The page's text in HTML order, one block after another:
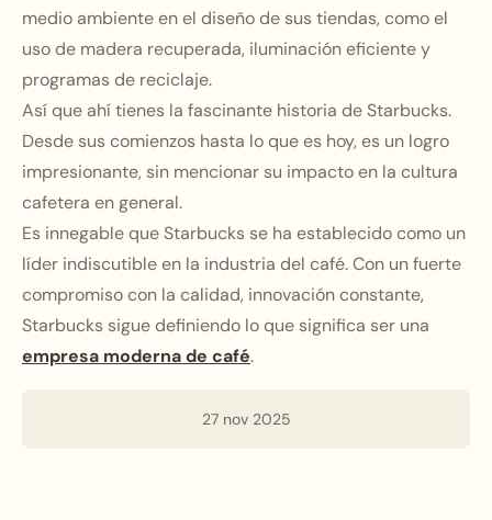
medio ambiente en el diseño de sus tiendas, como el
uso de madera recuperada, iluminación eficiente y
programas de reciclaje.
Así que ahí tienes la fascinante historia de Starbucks.
Desde sus comienzos hasta lo que es hoy, es un logro
impresionante, sin mencionar su impacto en la cultura
cafetera en general.
Es innegable que Starbucks se ha establecido como un
líder indiscutible en la industria del café. Con un fuerte
compromiso con la calidad, innovación constante,
Starbucks sigue definiendo lo que significa ser una
empresa moderna de café.
27 nov 2025